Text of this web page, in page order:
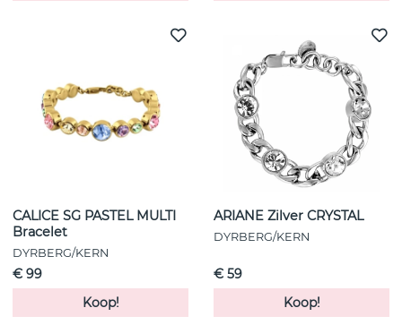
CALICE SG PASTEL MULTI
Bracelet
DYRBERG/KERN
€ 99
Koop!
ARIANE Zilver CRYSTAL
DYRBERG/KERN
€ 59
Koop!